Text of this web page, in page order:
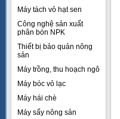
Máy tách vỏ hạt sen
Công nghệ sản xuất
phân bón NPK
Thiết bị bảo quản nông
sản
Máy trồng, thu hoạch ngô
Máy bóc vỏ lạc
Máy hái chè
Máy sấy nông sản